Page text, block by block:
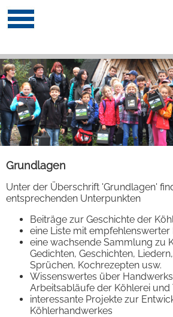
Grundlagen
Unter der Überschrift 'Grundlagen'
entsprechenden Unterpunkten
Beiträge zur Geschichte der
eine Liste mit empfehlenswerter
eine wachsende Sammlung zu
Gedichten, Geschichten, Liedern,
Sprüchen, Kochrezepten usw.
Wissenswertes über
Arbeitsabläufe der Köhlerei und
interessante Projekte zur
Köhlerhandwerkes